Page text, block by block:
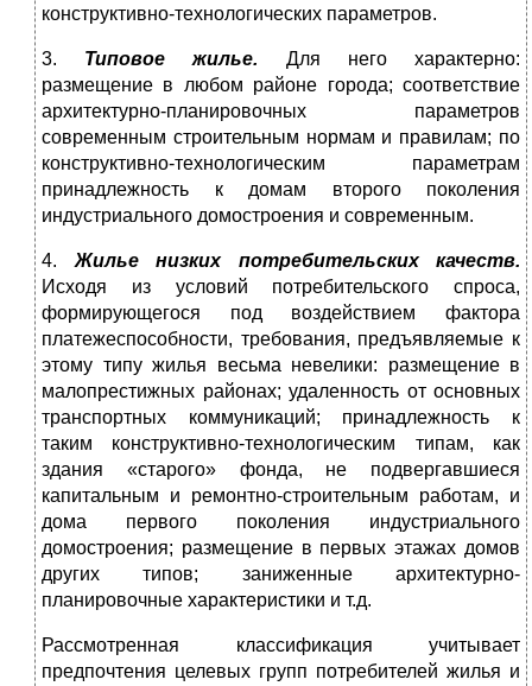
конструктивно-технологических параметров.
3. Типовое жилье.
Для него характерно:
размещение в любом районе города; соответствие
архитектурно-планировочных параметров
современным строительным нормам и правилам; по
конструктивно-технологическим параметрам
принадлежность к домам второго поколения
индустриального домостроения и современным.
4. Жилье низких потребительских качеств.
Исходя из условий потребительского спроса,
формирующегося под воздействием фактора
платежеспособности, требования, предъявляемые к
этому типу жилья весьма невелики: размещение в
малопрестижных районах; удаленность от основных
транспортных коммуникаций; принадлежность к
таким конструктивно-технологическим типам, как
здания «старого» фонда, не подвергавшиеся
капитальным и ремонтно-строительным работам, и
дома первого поколения индустриального
домостроения; размещение в первых этажах домов
других типов; заниженные архитектурно-
планировочные характеристики и т.д.
Рассмотренная классификация учитывает
предпочтения целевых групп потребителей жилья и